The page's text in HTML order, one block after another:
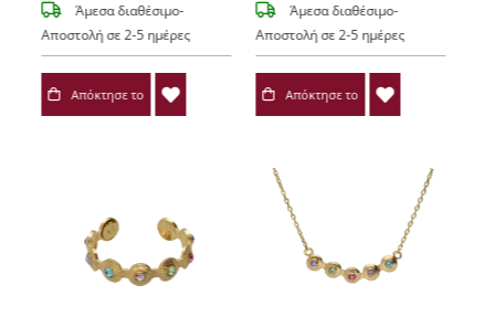
Άμεσα διαθέσιμο-
Αποστολή σε 2-5 ημέρες
Απόκτησε το
Άμεσα διαθέσιμο-
Αποστολή σε 2-5 ημέρες
Απόκτησε το